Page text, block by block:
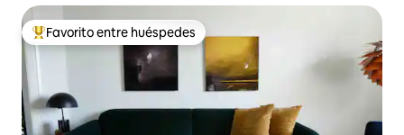
Favorito entre huéspedes preferido
Favorito entre huéspedes